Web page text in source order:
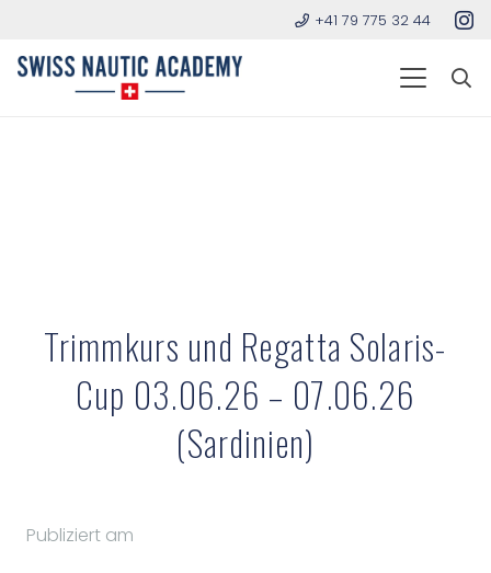
+41 79 775 32 44
Trimmkurs und Regatta Solaris-
Cup 03.06.26 – 07.06.26
(Sardinien)
Publiziert am